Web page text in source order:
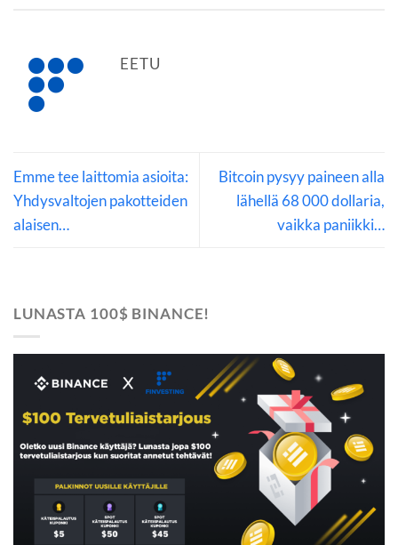
EETU
Emme tee laittomia asioita:
Yhdysvaltojen pakotteiden
alaisen…
Bitcoin pysyy paineen alla
lähellä 68 000 dollaria,
vaikka paniikki…
LUNASTA 100$ BINANCE!